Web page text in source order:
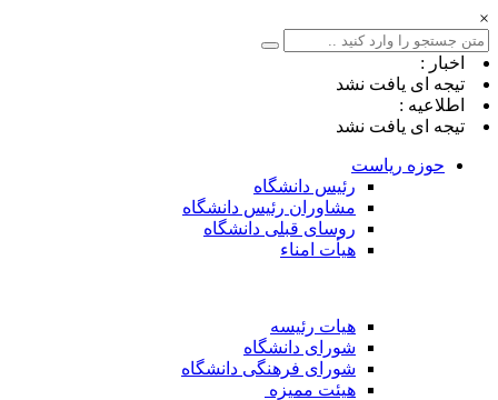
×
اخبار :
تیجه ای یافت نشد
اطلاعیه :
تیجه ای یافت نشد
حوزه ریاست
رئیس دانشگاه
مشاوران رئیس دانشگاه
روسای قبلی دانشگاه
هیأت امناء
هیات رئیسه
شورای دانشگاه
شورای فرهنگی دانشگاه
هیئت ممیزه